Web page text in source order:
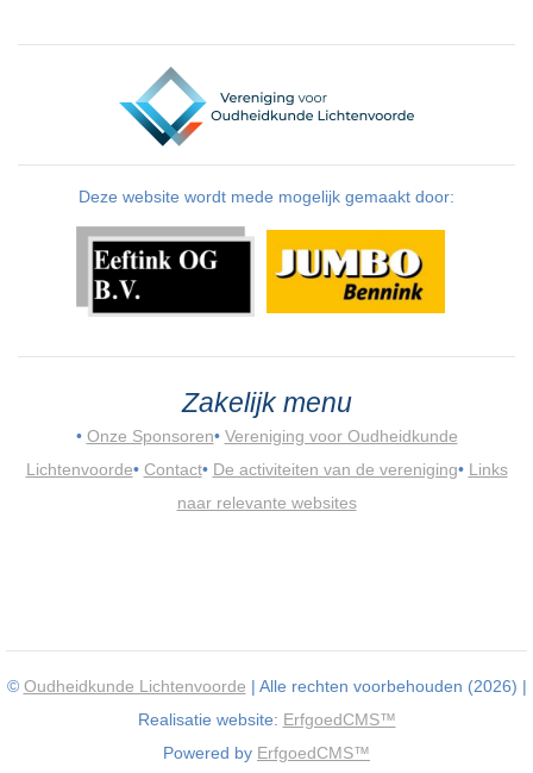
Deze website wordt mede mogelijk gemaakt door:
Zakelijk menu
• Onze Sponsoren• Vereniging voor Oudheidkunde
Lichtenvoorde• Contact• De activiteiten van de vereniging• Links
naar relevante websites
© Oudheidkunde Lichtenvoorde | Alle rechten voorbehouden (2026) |
Realisatie website: ErfgoedCMS™
Powered by ErfgoedCMS™